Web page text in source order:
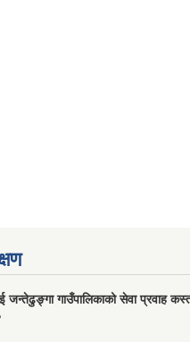
जन्तेढुङ्गा गाउँपालिकाको सेवा प्रवाह